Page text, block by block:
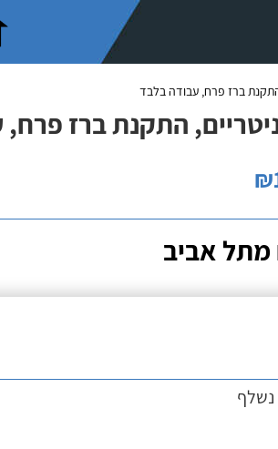
ברז פרח, עבודה בלבד
התקנת ברז
מתל אביב
נשלף